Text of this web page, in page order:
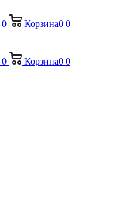
0 Корзина0 0
0 Корзина0 0